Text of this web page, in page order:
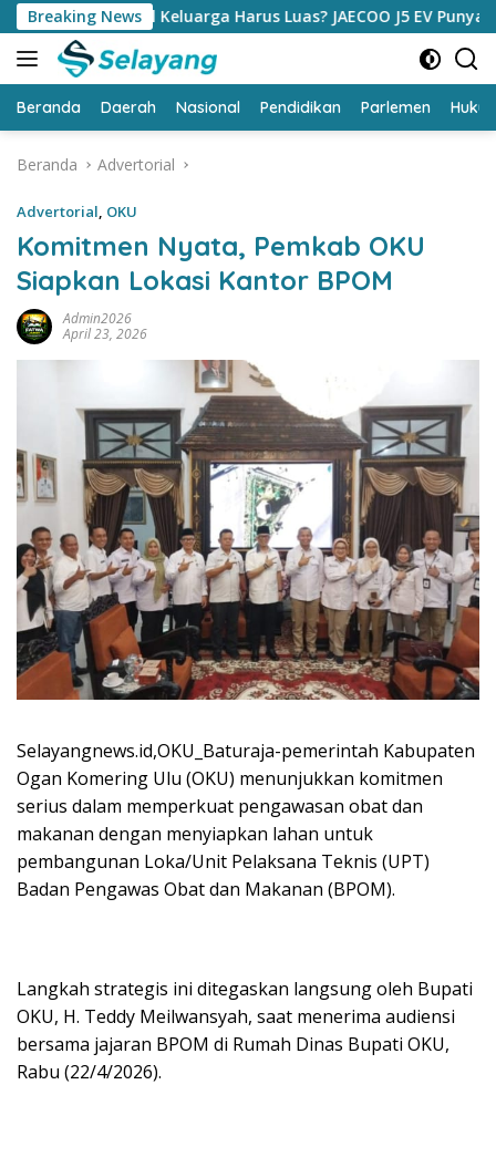
Langsung
ke
konten
Breaking News
Keluarga Harus Luas? JAECOO J5 EV Punya Jawaban yang
Beranda Daerah Nasional Pendidikan Parlemen
Beranda Advertorial
Advertorial, OKU
Komitmen Nyata, Pemkab OKU
Siapkan Lokasi Kantor BPOM
Admin2026
April 23, 2026
Selayangnews.id,OKU_Baturaja-pemerintah Kabupaten
Ogan Komering Ulu (OKU) menunjukkan komitmen
serius dalam memperkuat pengawasan obat dan
makanan dengan menyiapkan lahan untuk
pembangunan Loka/Unit Pelaksana Teknis (UPT)
Badan Pengawas Obat dan Makanan (BPOM).
Langkah strategis ini ditegaskan langsung oleh Bupati
OKU, H. Teddy Meilwansyah, saat menerima audiensi
bersama jajaran BPOM di Rumah Dinas Bupati OKU,
Rabu (22/4/2026).